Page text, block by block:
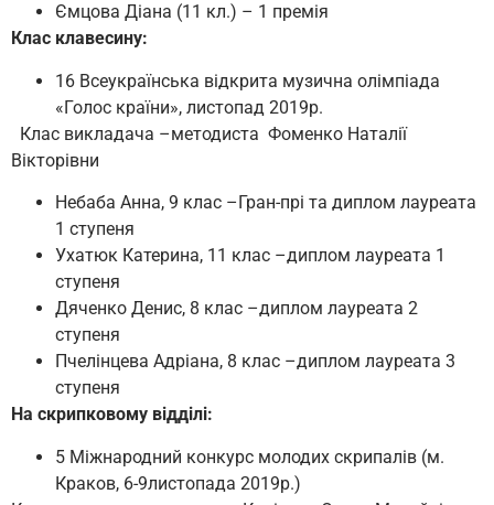
Ємцова Діана (11 кл.) – 1 премія
Клас клавесину:
16 Всеукраїнська відкрита музична олімпіада
«Голос країни», листопад 2019р.
Клас викладача –методиста Фоменко Наталії
Вікторівни
Небаба Анна, 9 клас –Гран-прі та диплом лауреата
1 ступеня
Ухатюк Катерина, 11 клас –диплом лауреата 1
ступеня
Дяченко Денис, 8 клас –диплом лауреата 2
ступеня
Пчелінцева Адріана, 8 клас –диплом лауреата 3
ступеня
На скрипковому відділі:
5 Міжнародний конкурс молодих скрипалів (м.
Краков, 6-9листопада 2019р.)